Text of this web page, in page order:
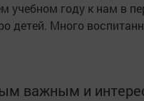
учебном году к нам в
детей. Много
важным и